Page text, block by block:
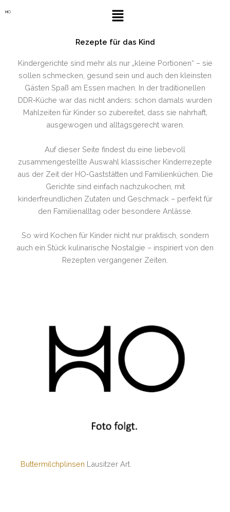
Menü
Rezepte für das Kind
Kindergerichte sind mehr als nur „kleine Portionen“ – sie
sollen schmecken, gesund sein und auch den kleinsten
Gästen Spaß am Essen machen. In der traditionellen
DDR‑Küche war das nicht anders: schon damals wurden
Mahlzeiten für Kinder so zubereitet, dass sie nahrhaft,
ausgewogen und alltagsgerecht waren.
Auf dieser Seite findest du eine liebevoll
zusammengestellte Auswahl klassischer Kinderrezepte
aus der Zeit der HO‑Gaststätten und Familienküchen. Die
Gerichte sind einfach nachzukochen, mit
kinderfreundlichen Zutaten und Geschmack – perfekt für
den Familienalltag oder besondere Anlässe.
So wird Kochen für Kinder nicht nur praktisch, sondern
auch ein Stück kulinarische Nostalgie – inspiriert von den
Rezepten vergangener Zeiten.
Buttermilchplinsen Lausitzer Art.